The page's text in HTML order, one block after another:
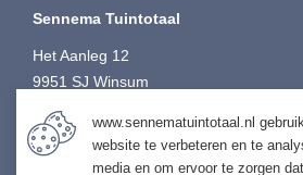
Sennema Tuintotaal
Het Aanleg 12
9951 SJ Winsum
0595-749080
E:tuintotaal@sennema-groep.nl
I:sennematuintotaal.nl
www.sennematuintotaal.nl
website te verbeteren en te
media en om ervoor te zorgen